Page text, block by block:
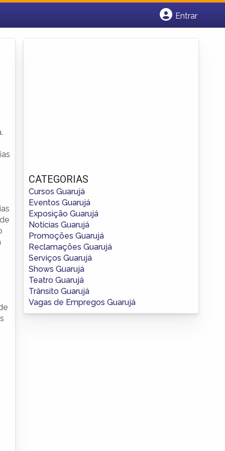
Entrar
CATEGORIAS
Cursos Guarujá
Eventos Guarujá
Exposição Guarujá
Notícias Guarujá
Promoções Guarujá
Reclamações Guarujá
Serviços Guarujá
Shows Guarujá
Teatro Guarujá
Trânsito Guarujá
Vagas de Empregos Guarujá